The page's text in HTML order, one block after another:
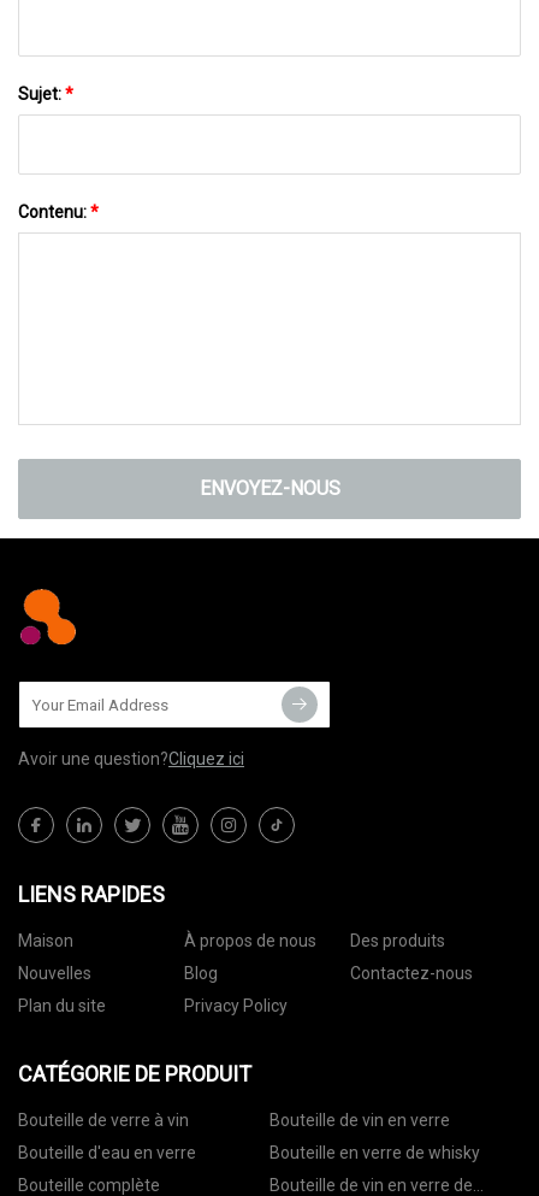
Sujet:*
Contenu:*
ENVOYEZ-NOUS
Avoir une question?Cliquez ici
LIENS RAPIDES
Maison À propos de nous
Des produits
Nouvelles
Blog
Contactez-nous
Plan du site
Privacy Policy
CATÉGORIE DE PRODUIT
Bouteille de verre à vin
Bouteille de vin en verre
Bouteille d'eau en verre
Bouteille en verre de whisky
Bouteille complète
Bouteille de vin en verre de